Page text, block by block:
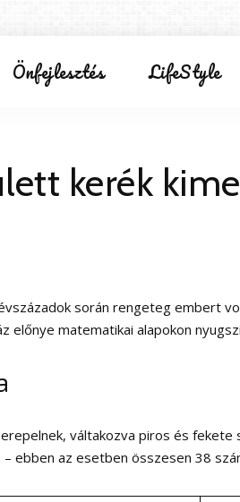
Önfejlesztés LifeStyle
kerék
során rengeteg embert
előnye matematikai alapokon
váltakozva piros és
ebben az esetben összesen 38